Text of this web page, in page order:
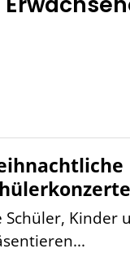
Schüler, Kinder